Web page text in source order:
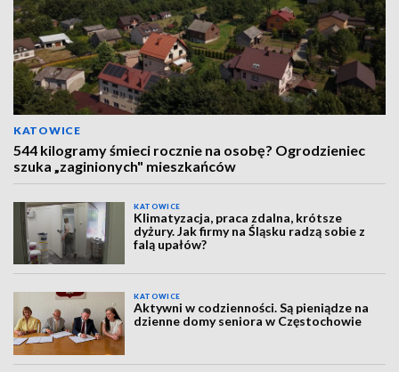
KATOWICE
544 kilogramy śmieci rocznie na osobę? Ogrodzieniec
szuka „zaginionych" mieszkańców
KATOWICE
Klimatyzacja, praca zdalna, krótsze
dyżury. Jak firmy na Śląsku radzą sobie z
falą upałów?
KATOWICE
Aktywni w codzienności. Są pieniądze na
dzienne domy seniora w Częstochowie